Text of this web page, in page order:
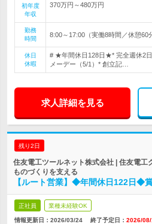
初年度
年収
370万円～480万円
勤務
時間
8:00～17:00（実働8時間／休憩
休日
休暇
# ★年間休日128日★* 完全週休2
メーデー（5/1）* 創立記…
求人詳細を見る
残り2日
住友電工ツールネット株式会社 | 住友電工
ものづくりを支える
【ルート営業】◆年間休日122日◆
正社員 業種未経験OK
情報更新日：2026/03/24 終了予定日： 2026/